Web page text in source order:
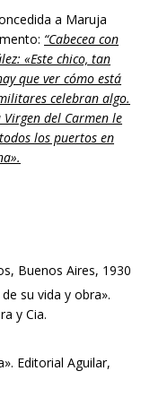
a Maruja
“Cabecea con
«Este chico, tan
que ver cómo está
celebran algo.
del Carmen le
los puertos en
Buenos Aires, 1930
su vida y obra».
y Cia.
Editorial Aguilar,